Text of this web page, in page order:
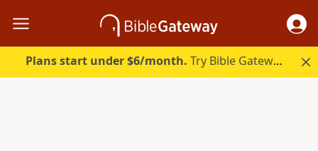
Plans start under $6/month. Try Bible Gateway Plus.